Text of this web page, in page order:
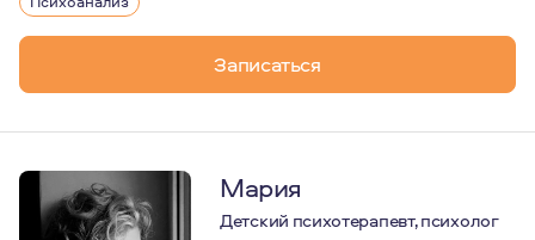
С 2016 по 2020 гг. проходила психоаналитическое и
Записаться
Мария
Детский психотерапевт, психолог